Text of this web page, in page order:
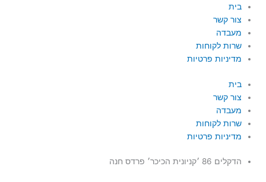
דילוג
לתוכן
בית
צור קשר
מעבדה
שרות לקוחות
מדיניות פרטיות
בית
צור קשר
מעבדה
שרות לקוחות
מדיניות פרטיות
הדקלים 86 ׳קניונית הכיכר׳ פרדס חנה
Search
Search